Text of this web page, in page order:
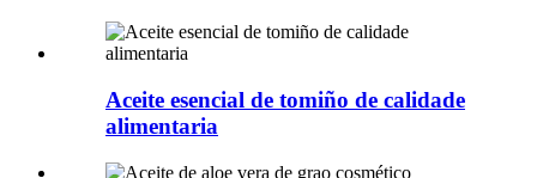
Aceite esencial de tomiño de calidade
alimentaria